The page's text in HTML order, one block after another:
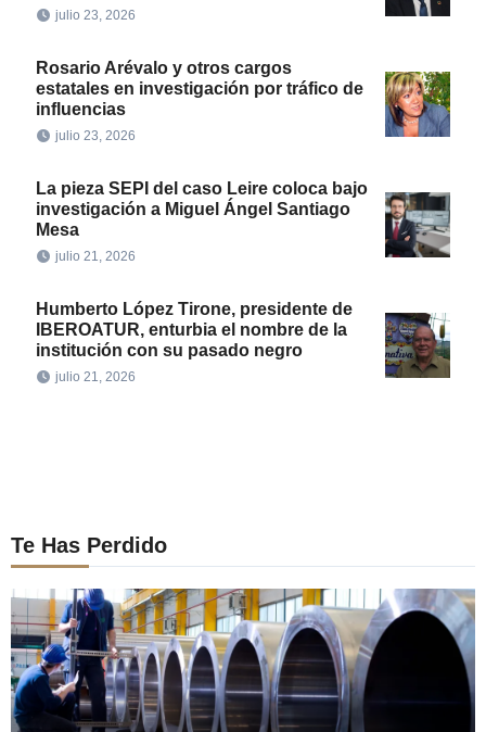
julio 23, 2026
Rosario Arévalo y otros cargos
estatales en investigación por tráfico de
influencias
julio 23, 2026
La pieza SEPI del caso Leire coloca bajo
investigación a Miguel Ángel Santiago
Mesa
julio 21, 2026
Humberto López Tirone, presidente de
IBEROATUR, enturbia el nombre de la
institución con su pasado negro
julio 21, 2026
Te Has Perdido